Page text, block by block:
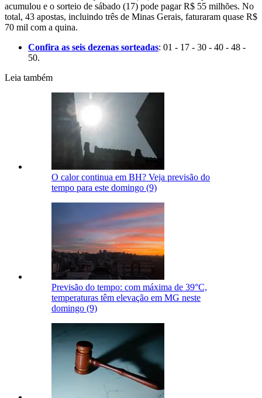
acumulou e o sorteio de sábado (17) pode pagar R$ 55 milhões. No
total, 43 apostas, incluindo três de Minas Gerais, faturaram quase R$
70 mil com a quina.
Confira as seis dezenas sorteadas: 01 - 17 - 30 - 40 - 48 -
50.
Leia também
O calor continua em BH? Veja previsão do
tempo para este domingo (9)
Previsão do tempo: com máxima de 39°C,
temperaturas têm elevação em MG neste
domingo (9)